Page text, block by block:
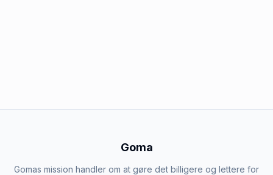
Goma
Gomas mission handler om at gøre det billigere og lettere for